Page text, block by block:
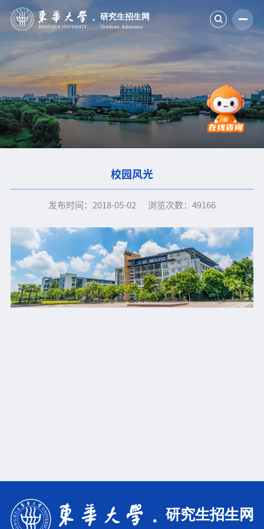
校园风光
发布时间：2018-05-02 浏览次数：49166